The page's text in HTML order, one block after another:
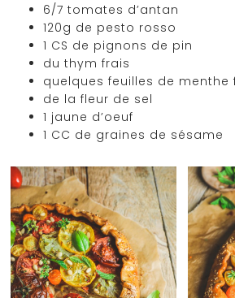
6/7 tomates d’antan
120g de pesto rosso
1 CS de pignons de pin
du thym frais
quelques feuilles de menthe
de la fleur de sel
1 jaune d’oeuf
1 CC de graines de sésame